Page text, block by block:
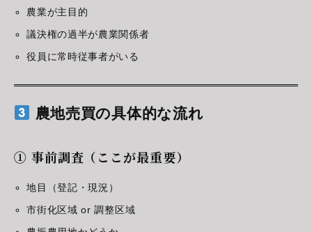
農業が主目的
議決権の過半が農業関係者
役員に常時従事者がいる
農地売買の具体的な流れ
① 事前調査（ここが最重要）
地目（登記・現況）
市街化区域 or 調整区域